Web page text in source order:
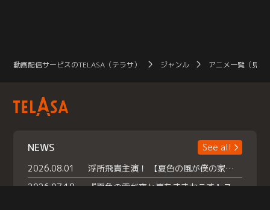
動画配信サービスのTELASA（テラサ） ジャンル アニメ一覧（見放
NEWS
See all
2026.08.01
浮所飛貴主演！ 【夏色の風が僕の家にやってきた】 本日よりテラサで独占配信スタート！
2026.07.18
『夏色の雲が恋と嵐をまきおこす』スペシャルメイキング 【Part1】2026年７月18日（土）23時30分～配信スタート！話題のシーンの裏側を大公開！豪華キャスト大集合！ 『武宮家 真夏の家族会議』開催！